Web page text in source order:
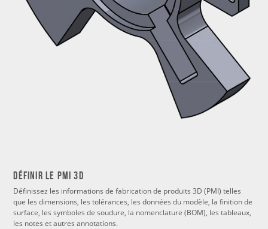
Définir le PMI 3D
Définissez les informations de fabrication de produits 3D (PMI) telles
que les dimensions, les tolérances, les données du modèle, la finition de
surface, les symboles de soudure, la nomenclature (BOM), les tableaux,
les notes et autres annotations.